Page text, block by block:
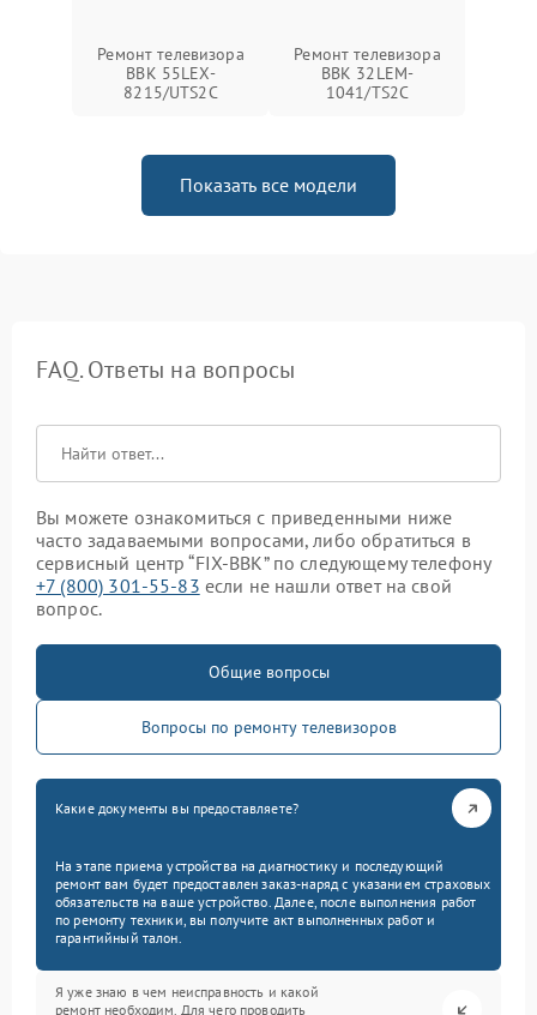
Ремонт телевизора
BBK 55LEX-
8215/UTS2C
Ремонт телевизора
BBK 32LEM-
1041/TS2C
Показать все модели
FAQ. Ответы на вопросы
Вы можете ознакомиться с приведенными ниже
часто задаваемыми вопросами, либо обратиться в
сервисный центр “FIX-BBK” по следующему телефону
+7 (800) 301-55-83 если не нашли ответ на свой
вопрос.
Общие вопросы
Вопросы по ремонту телевизоров
Какие документы вы предоставляете?
На этапе приема устройства на диагностику и последующий
ремонт вам будет предоставлен заказ-наряд с указанием страховых
обязательств на ваше устройство. Далее, после выполнения работ
по ремонту техники, вы получите акт выполненных работ и
гарантийный талон.
Я уже знаю в чем неисправность и какой
ремонт необходим. Для чего проводить